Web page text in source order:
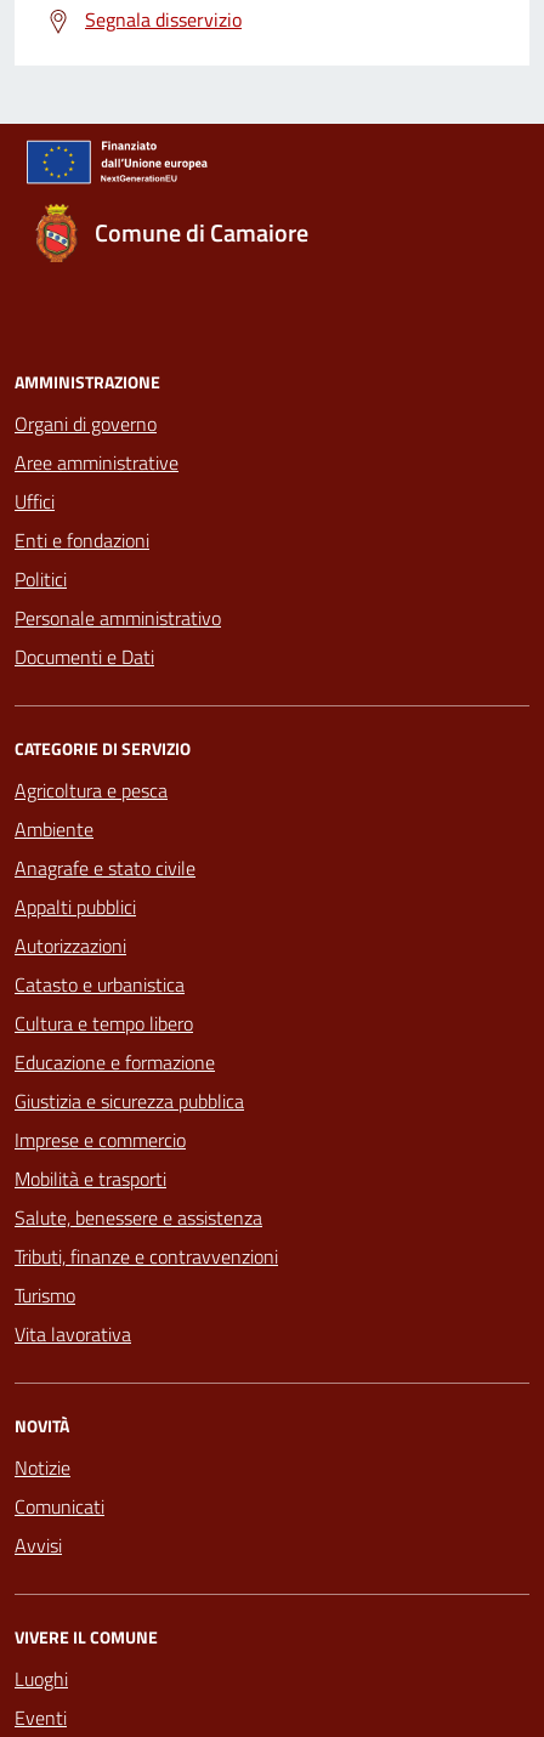
Segnala disservizio
Comune di Camaiore
AMMINISTRAZIONE
Organi di governo
Aree amministrative
Uffici
Enti e fondazioni
Politici
Personale amministrativo
Documenti e Dati
CATEGORIE DI SERVIZIO
Agricoltura e pesca
Ambiente
Anagrafe e stato civile
Appalti pubblici
Autorizzazioni
Catasto e urbanistica
Cultura e tempo libero
Educazione e formazione
Giustizia e sicurezza pubblica
Imprese e commercio
Mobilità e trasporti
Salute, benessere e assistenza
Tributi, finanze e contravvenzioni
Turismo
Vita lavorativa
NOVITÀ
Notizie
Comunicati
Avvisi
VIVERE IL COMUNE
Luoghi
Eventi